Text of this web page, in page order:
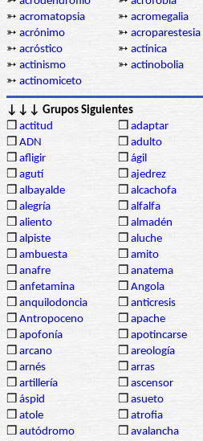
➳ acromatopsia ➳ acromegalia
➳ acrónimo ➳ acroparestesia
➳ acróstico ➳ actínica
➳ actinismo ➳ actinobolia
➳ actinomiceto
↓↓↓ Grupos Siguientes
❒ actitud ❒ adaptar
❒ ADN ❒ adulto
❒ afligir ❒ ágil
❒ agutí ❒ ajedrez
❒ albayalde ❒ alcachofa
❒ alegría ❒ alfalfa
❒ aliento ❒ almadén
❒ alpiste ❒ aluche
❒ ambuesta ❒ amito
❒ anafre ❒ anatema
❒ anfetamina ❒ Angola
❒ anquilodoncia ❒ anticresis
❒ Antropoceno ❒ apache
❒ apofonía ❒ apotincarse
❒ arcano ❒ areología
❒ arnés ❒ arras
❒ artillería ❒ ascensor
❒ áspid ❒ asueto
❒ atole ❒ atrofia
❒ autódromo ❒ avalancha